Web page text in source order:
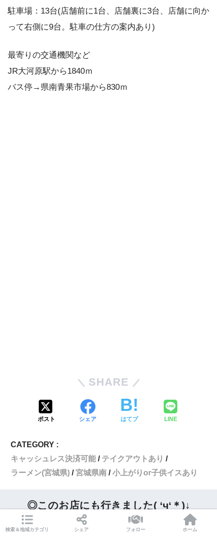
駐車場：13台(店舗前に1台、店舗裏に3台、店舗に向か
って右側に9台。駐車の仕方の案内あり)
最寄りの交通機関など
JR大河原駅から1840ｍ
バス停→県南青果市場から830ｍ
SHARE
ポスト シェア はてブ LINE
CATEGORY :
キャッシュレス決済可能
テイクアウトあり
ラーメン(宮城県)
宮城県南 小上がりor子供イスあり
◎このお店にも行きました( ‘ч‘＊)↓
豚そば月や福岡空港店＠福岡県福
検索＆地域カテゴリ シェア フォロー ホーム